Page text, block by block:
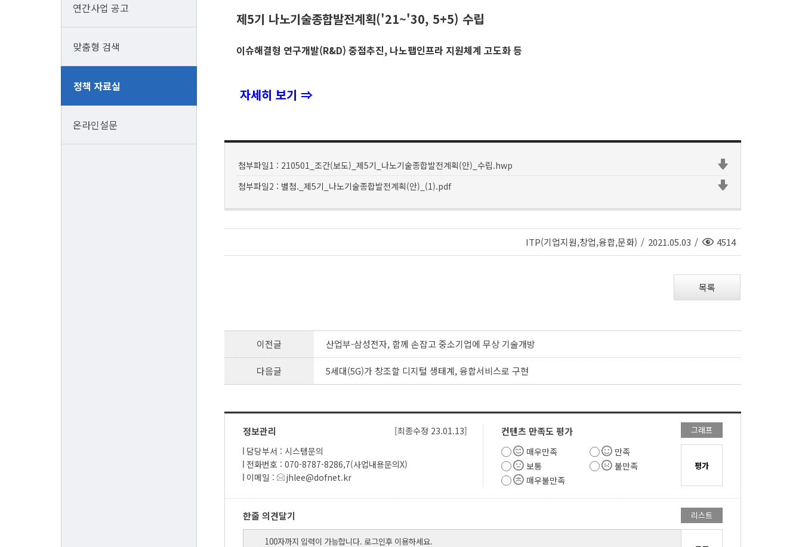
연간사업 공고
맞춤형 검색
정책 자료실
온라인설문
제5기 나노기술종합발전계획('21~'30, 5+5) 수립
이슈해결형 연구개발(R&D) 중점추진, 나노팹인프라 지원체계 고도화 등
자세히 보기 ⇒
첨부파일1 : 210501_조간(보도)_제5기_나노기술종합발전계획(안)_수립.hwp
첨부파일2 : 별첨._제5기_나노기술종합발전계획(안)_(1).pdf
ITP(기업지원,창업,융합,문화) / 2021.05.03 /
조
회
4514
목록
이전글 산업부-삼성전자, 함께 손잡고 중소기업에 무상 기술개방
다음글 5세대(5G)가 창조할 디지털 생태계, 융합서비스로 구현
정보관리
[최종수정 23.01.13]
담당부서 : 시스템문의
전화번호 : 070-8787-8286,7(사업내용문의X)
이메일 :
jhlee@dofnet.kr
컨텐츠 만족도 평가 그래프
매우만족
만족
보통
불만족
매우불만족
한줄 의견달기 리스트